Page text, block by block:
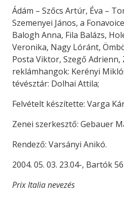
Ádám – Szőcs Artúr, Éva –
Szemenyei János, a
Balogh Anna, Fila Balázs,
Veronika, Nagy Lóránt,
Posta Viktor, Szegő Adrienn,
reklámhangok: Kerényi
tévésztár: Dolhai Attila;
Felvételt készítette: Varga
Zenei szerkesztő: Gebauer
Rendező: Varsányi Anikó.
2004. 05. 03. 23.04-, Bartók
Prix Italia nevezés